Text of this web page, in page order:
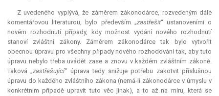
Z uvedeného vyplývá, že záměrem zákonodárce, rozvedeným dále
komentářovou literaturou, bylo především „zastřešit“ ustanoveními o
novém rozhodnutí případy, kdy možnost vydání nového rozhodnutí
stanoví zvláštní zákony. Záměrem zákonodárce tak bylo vytvořit
obecnou úpravu pro všechny případy nového rozhodování tak, aby tuto
úpravu nebylo třeba uvádět zase a znovu v každém zvláštním zákoně.
Taková „zastřešující“ úprava tedy snižuje potřebu zakotvit příslušnou
úpravu do každého zvláštního zákona (nemá-li zákonodárce v úmyslu v
konkrétním případě upravit tuto věc jinak), a to až na míru, která se